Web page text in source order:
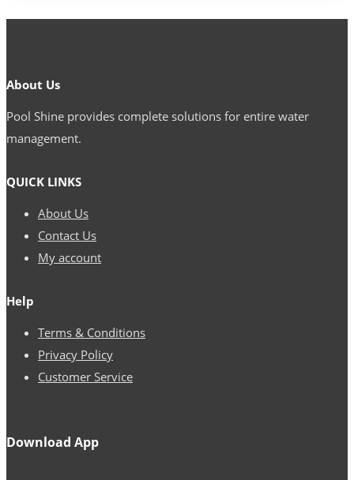
Thrills
About Us
Pool Shine provides complete solutions for entire water
management.
QUICK LINKS
About Us
Contact Us
My account
Help
Terms & Conditions
Privacy Policy
Customer Service
Download App